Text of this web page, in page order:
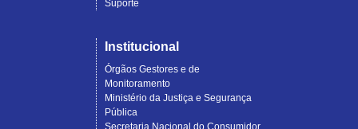
Suporte
Institucional
Órgãos Gestores e de
Monitoramento
Ministério da Justiça e Segurança
Pública